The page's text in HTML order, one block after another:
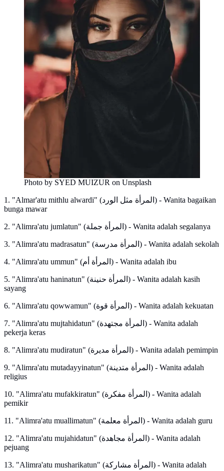
Photo by SYED MUIZUR on Unsplash
1. "Almar'atu mithlu alwardi" (المرأة مثل الورد) - Wanita bagaikan
bunga mawar
2. "Alimra'atu jumlatun" (المرأة جملة) - Wanita adalah segalanya
3. "Alimra'atu madrasatun" (المرأة مدرسة) - Wanita adalah sekolah
4. "Alimra'atu ummun" (المرأة أم) - Wanita adalah ibu
5. "Alimra'atu haninatun" (المرأة حنينة) - Wanita adalah kasih
sayang
6. "Alimra'atu qowwamun" (المرأة قوة) - Wanita adalah kekuatan
7. "Alimra'atu mujtahidatun" (المرأة مجتهدة) - Wanita adalah
pekerja keras
8. "Alimra'atu mudiratun" (المرأة مديرة) - Wanita adalah pemimpin
9. "Alimra'atu mutadayyinatun" (المرأة متدينة) - Wanita adalah
religius
10. "Alimra'atu mufakkiratun" (المرأة مفكرة) - Wanita adalah
pemikir
11. "Alimra'atu muallimatun" (المرأة معلمة) - Wanita adalah guru
12. "Alimra'atu mujahidatun" (المرأة مجاهدة) - Wanita adalah
pejuang
13. "Alimra'atu musharikatun" (المرأة مشاركة) - Wanita adalah